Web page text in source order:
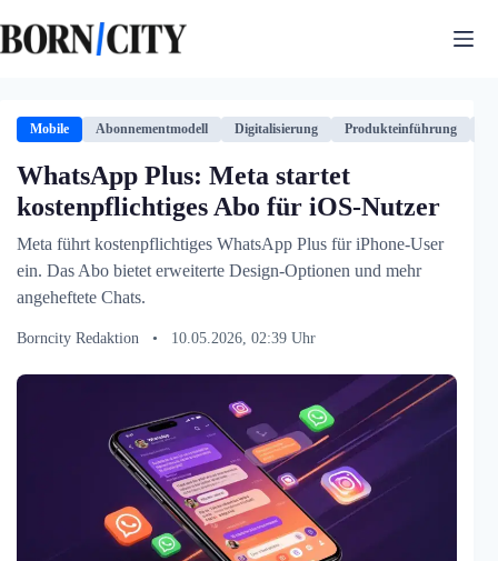
Inhalt
springen
Mobile Abonnementmodell Digitalisierung Produkteinführung
WhatsApp Plus: Meta startet
kostenpflichtiges Abo für iOS-Nutzer
Meta führt kostenpflichtiges WhatsApp Plus für iPhone-User
ein. Das Abo bietet erweiterte Design-Optionen und mehr
angeheftete Chats.
Borncity Redaktion • 10.05.2026, 02:39 Uhr